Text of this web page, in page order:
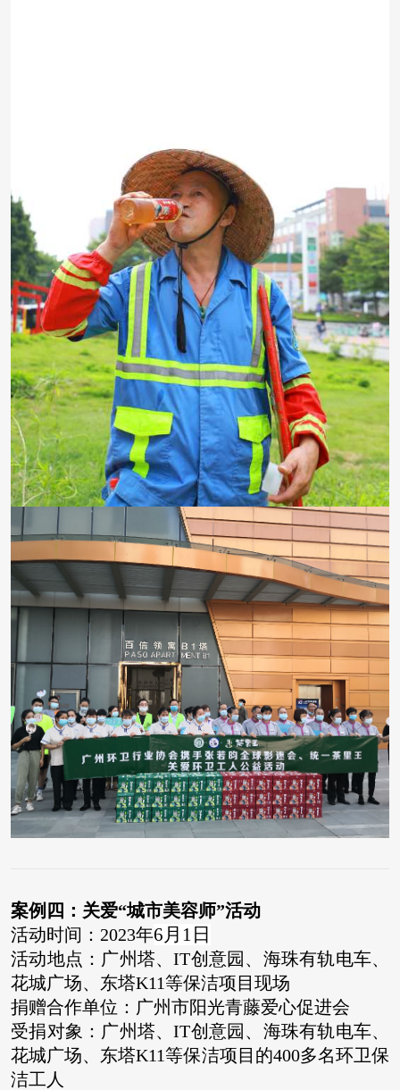
案例四：关爱“城市美容师”活动
活动时间：2023年6月1日
活动地点：广州塔、IT创意园、海珠有轨电车、
花城广场、东塔K11等保洁项目现场
捐赠合作单位：广州市阳光青藤爱心促进会
受捐对象：广州塔、IT创意园、海珠有轨电车、
花城广场、东塔K11等保洁项目的400多名环卫保
洁工人